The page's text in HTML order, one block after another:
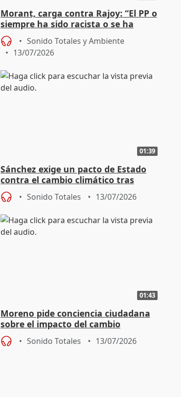
Morant, carga contra Rajoy: “El PP o
siempre ha sido racista o se ha
entregado a Vox"
Sonido Totales y Ambiente
13/07/2026
01:39
Sánchez exige un pacto de Estado
contra el cambio climático tras
incendio en Los Gallardos
Sonido Totales 13/07/2026
01:43
Moreno pide conciencia ciudadana
sobre el impacto del cambio
climático en Andalucía
Sonido Totales 13/07/2026